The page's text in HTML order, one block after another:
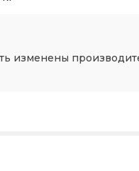
изменены